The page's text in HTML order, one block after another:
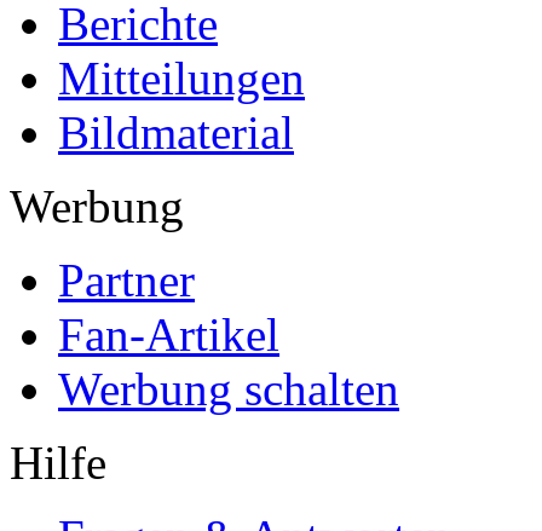
Berichte
Mitteilungen
Bildmaterial
Werbung
Partner
Fan-Artikel
Werbung schalten
Hilfe